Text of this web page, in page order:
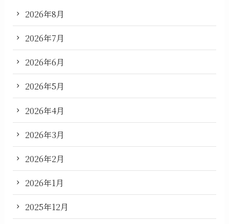
2026年8月
2026年7月
2026年6月
2026年5月
2026年4月
2026年3月
2026年2月
2026年1月
2025年12月